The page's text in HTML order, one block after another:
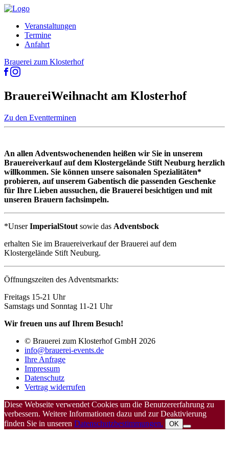
Veranstaltungen
Termine
Anfahrt
Brauerei zum Klosterhof
BrauereiWeihnacht am Klosterhof
Zu den Eventterminen
An allen Adventswochenenden heißen wir Sie in unserem
Brauereiverkauf auf dem Klostergelände Stift Neuburg herzlich
willkommen. Sie können unsere saisonalen Spezialitäten*
probieren, auf unserem Gabentisch die passenden Geschenke
für Ihre Lieben aussuchen, die Brauerei besichtigen und mit
unseren Brauern fachsimpeln.
*UnserImperialStout sowie das Adventsbock
erhalten Sie im Brauereiverkauf der Brauerei auf dem
Klostergelände Stift Neuburg.
Öffnungszeiten des Adventsmarkts:
Freitags 15-21 Uhr
Samstags und Sonntag 11-21 Uhr
Wir freuen uns auf Ihrem Besuch!
© Brauerei zum Klosterhof GmbH 2026
info@brauerei-events.de
Ihre Anfrage
Impressum
Datenschutz
Vertrag widerrufen
Diese Webseite verwendet Cookies um die Benutzererfahrung zu
verbessern. Weitere Informationen dazu und zur Deaktivierung
finden Sie in unseren Datenschutzbestimmungen. OK